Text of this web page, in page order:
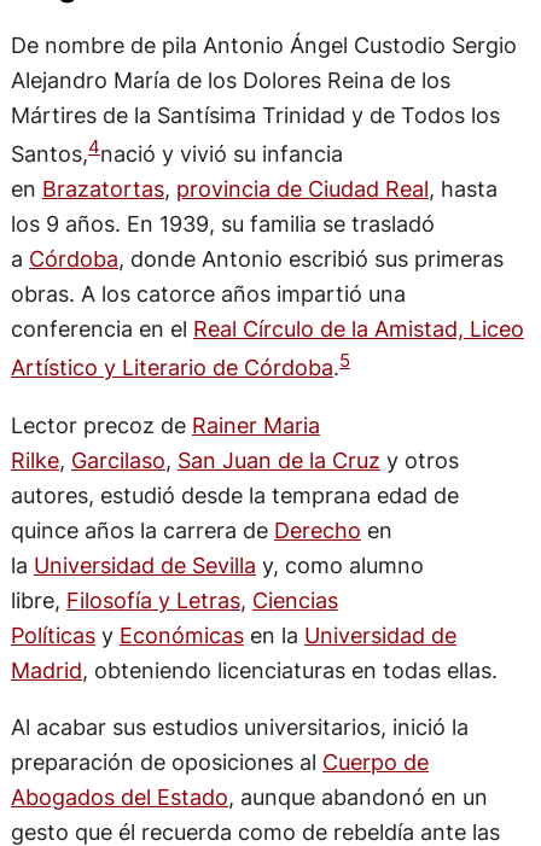
De nombre de pila Antonio Ángel Custodio Sergio
Alejandro María de los Dolores Reina de los
Mártires de la Santísima Trinidad y de Todos los
Santos,4​nació y vivió su infancia
en Brazatortas, provincia de Ciudad Real, hasta
los 9 años. En 1939, su familia se trasladó
a Córdoba, donde Antonio escribió sus primeras
obras. A los catorce años impartió una
conferencia en el Real Círculo de la Amistad, Liceo
Artístico y Literario de Córdoba.5
Lector precoz de Rainer Maria
Rilke, Garcilaso, San Juan de la Cruz y otros
autores, estudió desde la temprana edad de
quince años la carrera de Derecho en
la Universidad de Sevilla y, como alumno
libre, Filosofía y Letras, Ciencias
Políticasy Económicasen la Universidad de
Madrid, obteniendo licenciaturas en todas ellas.
Al acabar sus estudios universitarios, inició la
preparación de oposiciones al Cuerpo de
Abogados del Estado, aunque abandonó en un
gesto que él recuerda como de rebeldía ante las